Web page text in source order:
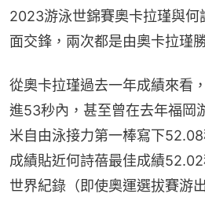
2023游泳世錦賽奧卡拉瑾與
面交鋒，兩次都是由奧卡拉瑾
從奧卡拉瑾過去一年成績來看
進53秒內，甚至曾在去年福岡
米自由泳接力第一棒寫下52.08
成績貼近何詩蓓最佳成績
世界紀錄（即使奧運選拔賽游